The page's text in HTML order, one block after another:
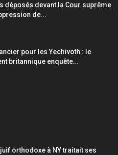
déposés devant la Cour suprême
de...
pour les Yechivoth : le
britannique enquête...
juif orthodoxe à NY traitait ses